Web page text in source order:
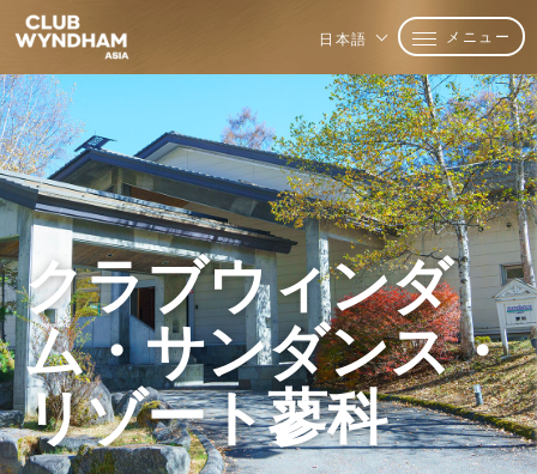
日本語 メニュー
クラブウィンダ
ム・サンダンス・
リゾート蓼科